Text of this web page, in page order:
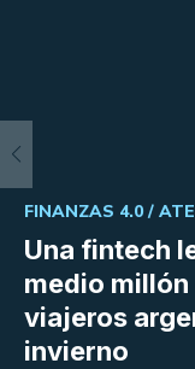
Una fintech
medio millón
viajeros
invierno
FINANZAS 4.0 /